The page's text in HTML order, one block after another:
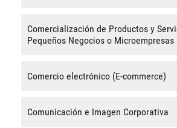
Comercialización de Productos y
Pequeños Negocios o Microempresas
Comercio electrónico (E-commerce)
Comunicación e Imagen Corporativa